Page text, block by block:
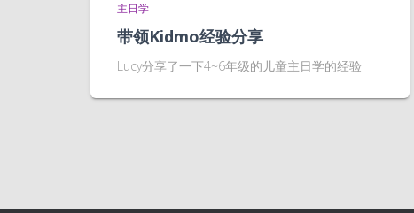
主日学
带领Kidmo经验分享
Lucy分享了一下4~6年级的儿童主日学的经验